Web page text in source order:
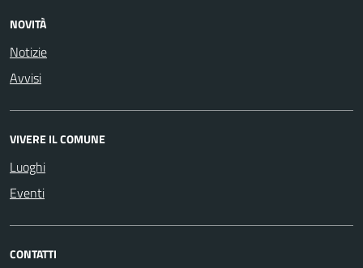
NOVITÀ
Notizie
Avvisi
VIVERE IL COMUNE
Luoghi
Eventi
CONTATTI